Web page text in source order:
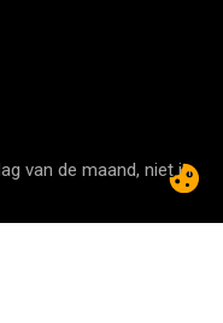
van de maand, niet in